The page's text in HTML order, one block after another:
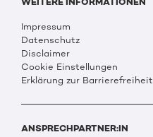
Impressum
Datenschutz
Disclaimer
Cookie Einstellungen
Erklärung zur Barrierefreiheit
ANSPRECHPARTNER:IN